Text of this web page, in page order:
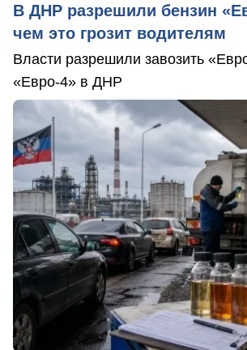
В ДНР разрешили бензин
чем это грозит водителям
Власти разрешили завозить
«Евро-4» в ДНР